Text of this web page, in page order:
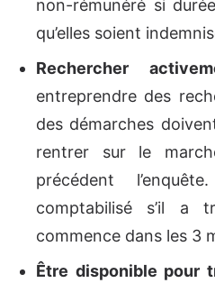
non-rémunéré si
qu’elles soient
Rechercher
entreprendre des
des démarches
rentrer sur le
précédent
comptabilisé s’il a
commence dans les 3
Être disponible pour